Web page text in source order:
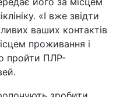
«І вже звідти
ваших контактів
проживання і
пройти ПЛР-